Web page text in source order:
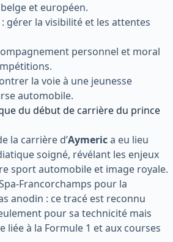
et européen.
: gérer la visibilité et les attentes
personnel et moral
la voie à une jeunesse
automobile.
du début de carrière du prince
la carrière d’Aymerica eu lieu
soigné, révélant les enjeux
sport automobile et image royale.
Francorchamps pour la
anodin : ce tracé est reconnu
pour sa technicité mais
liée à la Formule 1 et aux courses